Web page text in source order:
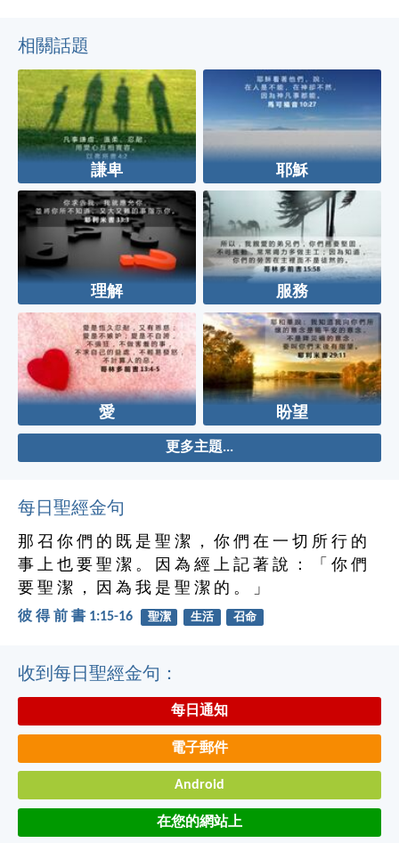
相關話題
謙卑 耶穌
理解 服務
愛 盼望
更多主題...
每日聖經金句
那 召 你 們 的 既 是 聖 潔 ， 你 們 在 一 切 所 行 的
事 上 也 要 聖 潔 。 因 為 經 上 記 著 說 ： 「 你 們
要 聖 潔 ， 因 為 我 是 聖 潔 的 。 」
彼 得 前 書 1:15-16 聖潔 生活 召命
收到每日聖經金句：
每日通知
電子郵件
Android
在您的網站上